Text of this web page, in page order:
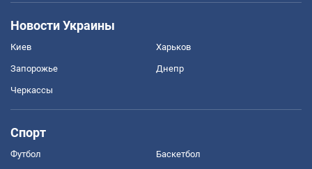
Новости Украины
Киев Харьков
Запорожье Днепр
Черкассы
Спорт
Футбол Баскетбол